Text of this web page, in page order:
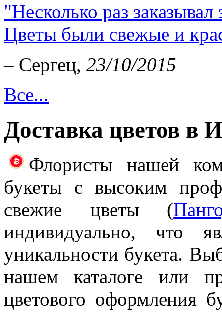
"Несколько раз
Цветы были свежые и
– Сергец, 23/10/2015
Все...
Доставка цветов в
Флористы нашей
букеты с высоким
свежие цветы (
индивидуально, что
уникальности букета.
нашем каталоге или
цветового оформления